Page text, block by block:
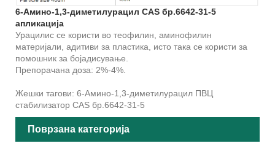
6-Амино-1,3-диметилурацил CAS бр.6642-31-5
апликација
Урацилис се користи во теофилин, аминофилин
материјали, адитиви за пластика, исто така се користи за
помошник за бојадисување.
Препорачана доза: 2%-4%.
Жешки тагови: 6-Амино-1,3-диметилурацил ПВЦ
стабилизатор CAS бр.6642-31-5
Поврзана категорија